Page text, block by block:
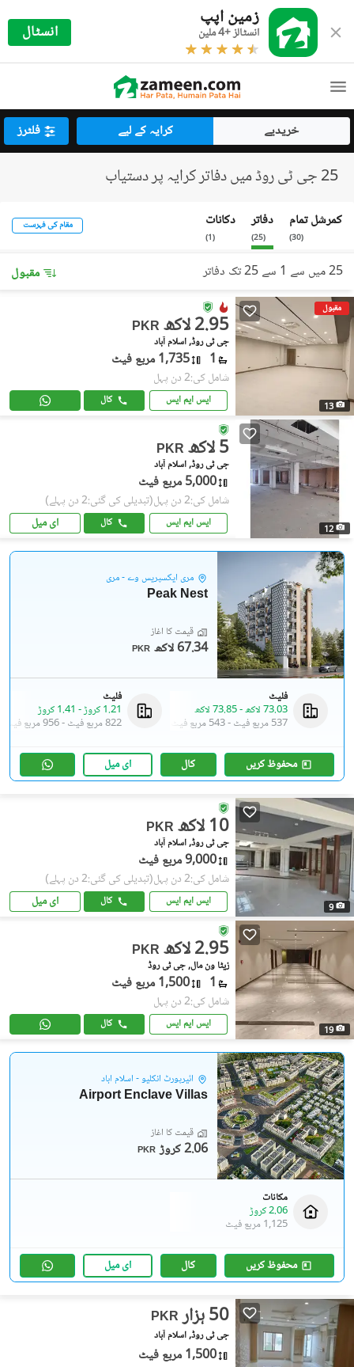
زمین اپپ
انسٹالز +4 ملین انسٹال
خریدیے کرایہ کے لیے فلٹرز
25 جی ٹی روڈ میں دفاتر کرایہ پر دستیاب
کمرشل تمام
(
30
)
دفاتر
(
25
)
دکانات
(
1
)
مقام کی فہرست
25 میں سے 1 سے 25 تک دفاتر مقبول
مقبول
13
PKR 2.95 لاکھ
جی ٹی روڈ, اسلام آباد
1 1,735 مربع فیٹ
شامل کی:2 دن پہل
ایس ایم ایس کال
12
PKR 5 لاکھ
جی ٹی روڈ, اسلام آباد
5,000 مربع فیٹ
شامل کی:2 دن پہل (تبدیلی کی گئی:2 دن پہلے)
ایس ایم ایس کال ای میل
مری ایکسپریس وے - مری
Peak Nest
قیمت کا آغاز
PKR 67.34 لاکھ
فلیٹ
73.03 لاکھ
-73.85 لاکھ
537 مربع فیٹ
-543 مربع فیٹ
فلیٹ
1.21 کروڑ
- 1.41 کروڑ
822 مربع فیٹ
-956 مربع فیٹ
محفوظ کریں کال ای میل
9
PKR 10 لاکھ
جی ٹی روڈ, اسلام آباد
9,000 مربع فیٹ
شامل کی:2 دن پہل (تبدیلی کی گئی:2 دن پہلے)
ایس ایم ایس کال ای میل
19
PKR 2.95 لاکھ
زیٹا ون مال, جی ٹی روڈ
1 1,500 مربع فیٹ
شامل کی:2 دن پہل
ایس ایم ایس کال
ائیرپورٹ انکلیو - اسلام آباد
Airport Enclave Villas
قیمت کا آغاز
PKR 2.06 کروڑ
مکانات
2.06 کروڑ
1,125 مربع فیٹ
محفوظ کریں کال ای میل
PKR 50 ہزار
جی ٹی روڈ, اسلام آباد
1,500 مربع فیٹ